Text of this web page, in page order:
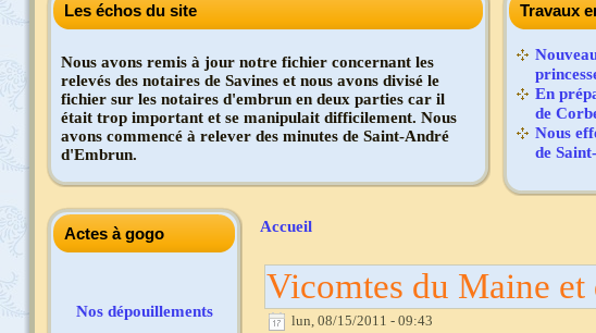
Les échos du site
Nous avons remis à jour notre fichier concernant les
relevés des notaires de Savines et nous avons divisé le
fichier sur les notaires d'embrun en deux parties car il
était trop important et se manipulait difficilement. Nous
avons commencé à relever des minutes de Saint-André
d'Embrun.
Travaux
En
de
Nous
de
Actes à gogo
Nos dépouillements
Accueil
Vicomtes du Maine et
lun, 08/15/2011 - 09:43